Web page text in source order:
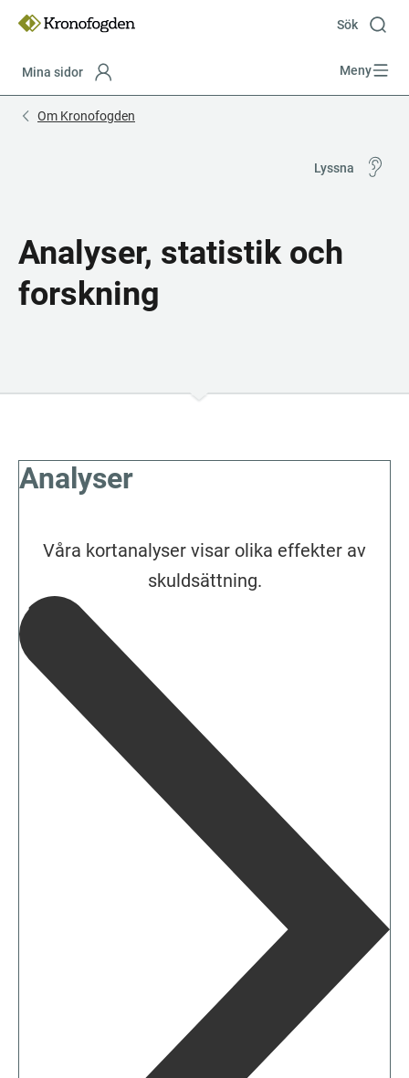
innehåll
Sök
Mina sidor Meny
Om Kronofogden
Lyssna
Analyser, statistik och
forskning
Analyser
Våra kortanalyser visar olika effekter av
skuldsättning.
start
end